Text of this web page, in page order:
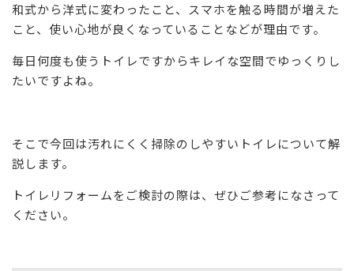
和式から洋式に変わったこと、スマホを触る時間が増えた
こと、使い心地が良くなっていることなどが理由です。
毎日何度も使うトイレですからキレイな空間でゆっくりし
たいですよね。
そこで今回は汚れにくく掃除のしやすいトイレについて解
説します。
トイレリフォームをご検討の際は、ぜひご参考になさって
ください。